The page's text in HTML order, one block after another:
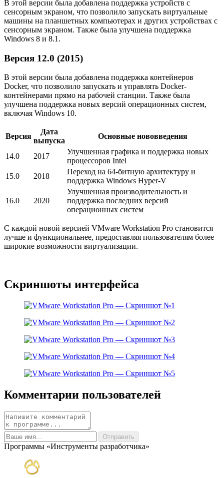
В этой версии была добавлена поддержка устройств с
сенсорным экраном, что позволило запускать виртуальные
машины на планшетных компьютерах и других устройствах с
сенсорным экраном. Также была улучшена поддержка
Windows 8 и 8.1.
Версия 12.0 (2015)
В этой версии была добавлена поддержка контейнеров
Docker, что позволило запускать и управлять Docker-
контейнерами прямо на рабочей станции. Также была
улучшена поддержка новых версий операционных систем,
включая Windows 10.
Версия
Дата
выпуска
Основные нововведения
14.0 2017
Улучшенная графика и поддержка новых
процессоров Intel
15.0
2018
Переход на 64-битную архитектуру и
поддержка Windows Hyper-V
16.0 2020
Улучшенная производительность и
поддержка последних версий
операционных систем
С каждой новой версией VMware Workstation Pro становится
лучше и функциональнее, предоставляя пользователям более
широкие возможности виртуализации.
Скриншоты интерфейса
Комментарии пользователей
Программы «Инструменты разработчика»